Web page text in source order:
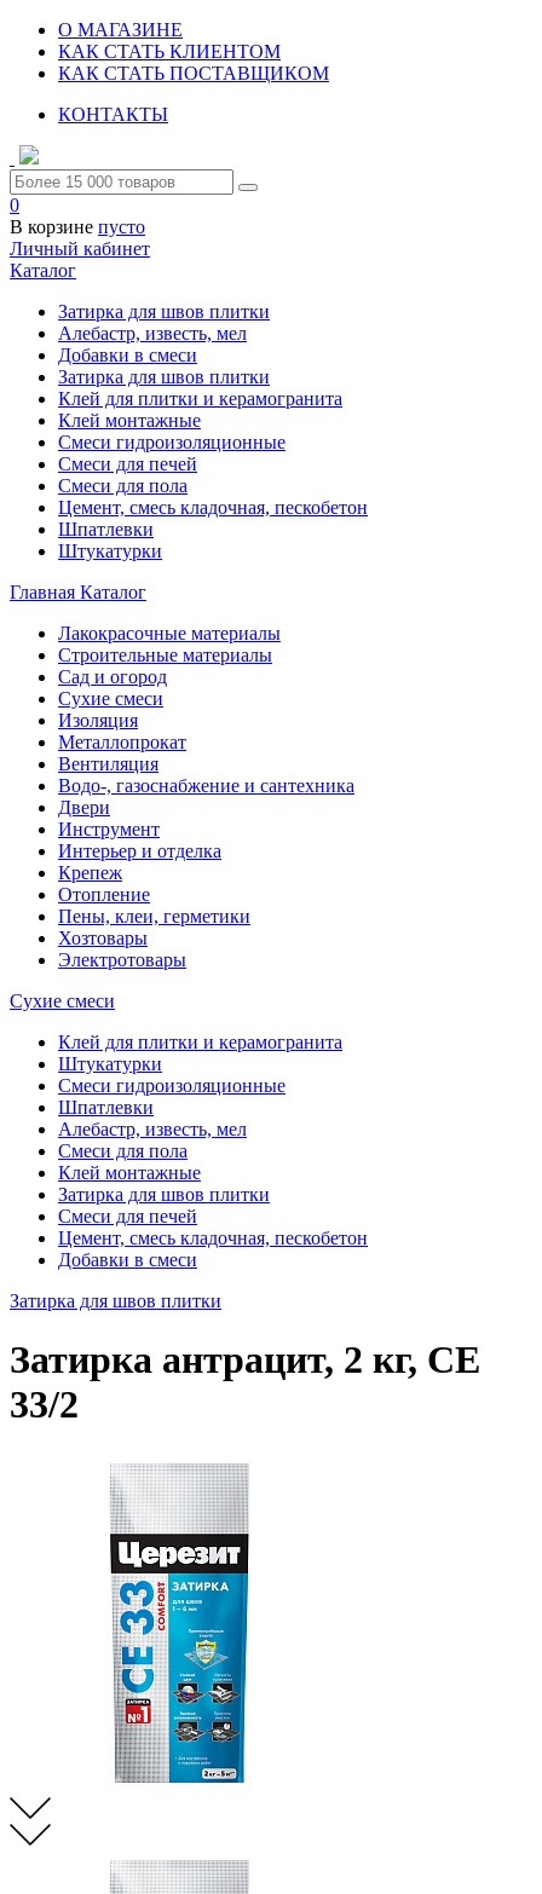
О МАГАЗИНЕ
КАК СТАТЬ КЛИЕНТОМ
КАК СТАТЬ ПОСТАВЩИКОМ
КОНТАКТЫ
0
В корзине пусто
Личный кабинет
Каталог
Затирка для швов плитки
Алебастр, известь, мел
Добавки в смеси
Затирка для швов плитки
Клей для плитки и керамогранита
Клей монтажные
Смеси гидроизоляционные
Смеси для печей
Смеси для пола
Цемент, смесь кладочная, пескобетон
Шпатлевки
Штукатурки
Главная Каталог
Лакокрасочные материалы
Строительные материалы
Сад и огород
Сухие смеси
Изоляция
Металлопрокат
Вентиляция
Водо-, газоснабжение и сантехника
Двери
Инструмент
Интерьер и отделка
Крепеж
Отопление
Пены, клеи, герметики
Хозтовары
Электротовары
Сухие смеси
Клей для плитки и керамогранита
Штукатурки
Смеси гидроизоляционные
Шпатлевки
Алебастр, известь, мел
Смеси для пола
Клей монтажные
Затирка для швов плитки
Смеси для печей
Цемент, смесь кладочная, пескобетон
Добавки в смеси
Затирка для швов плитки
Затирка антрацит, 2 кг, СЕ
33/2